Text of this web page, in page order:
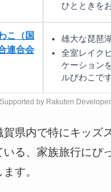
ひとときを
こ（国
連合会
雄大な琵琶
全室レイク
ケーション
ルびわこで
賀県内で特にキッズ
る、家族旅行にぴ
す。